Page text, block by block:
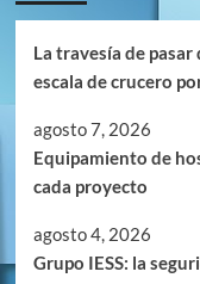
La travesía de
escala de crucero
agosto 7, 2026
Equipamiento de
cada proyecto
agosto 4, 2026
Grupo IESS: la